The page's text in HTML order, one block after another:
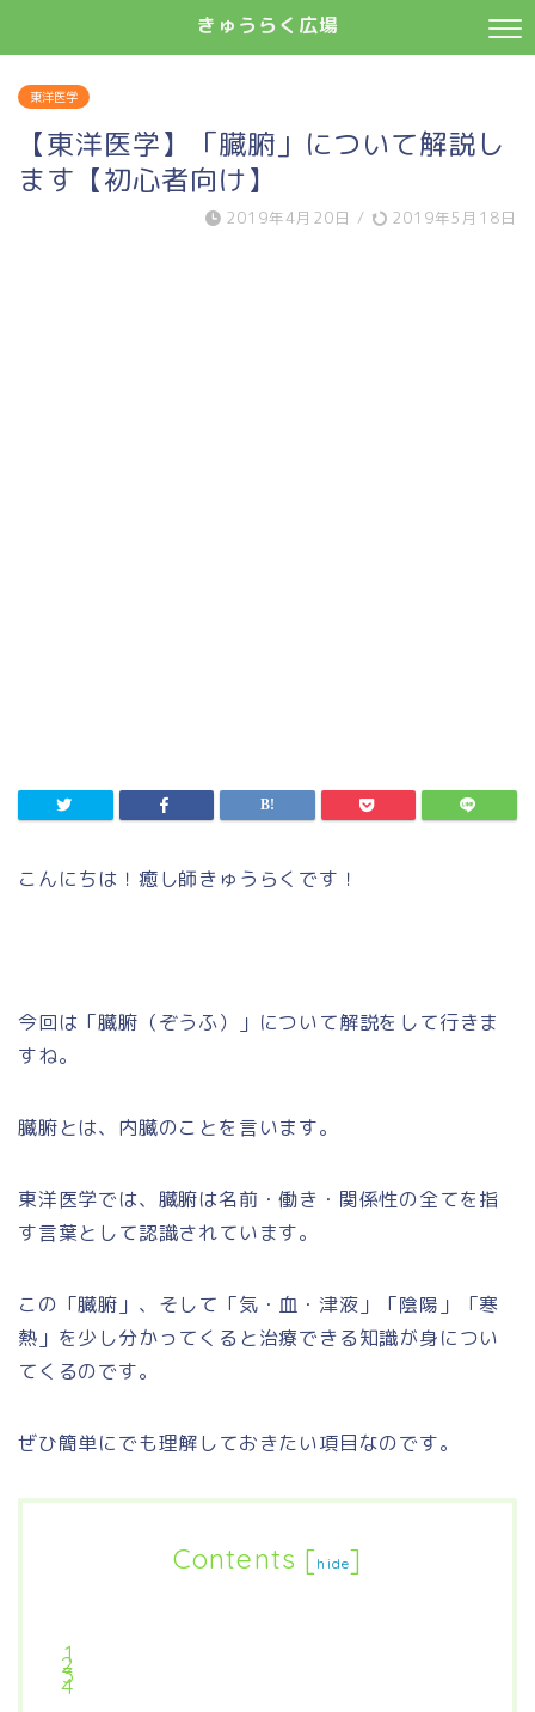
きゅうらく広場
東洋医学
【東洋医学】「臓腑」について解説し
ます【初心者向け】
2019年4月20日 / 2019年5月18日
こんにちは！癒し師きゅうらくです！
今回は「臓腑（ぞうふ）」について解説をして行きま
すね。
臓腑とは、内臓のことを言います。
東洋医学では、臓腑は名前・働き・関係性の全てを指
す言葉として認識されています。
この「臓腑」、そして「気・血・津液」「陰陽」「寒
熱」を少し分かってくると治療できる知識が身につい
てくるのです。
ぜひ簡単にでも理解しておきたい項目なのです。
Contents [hide]